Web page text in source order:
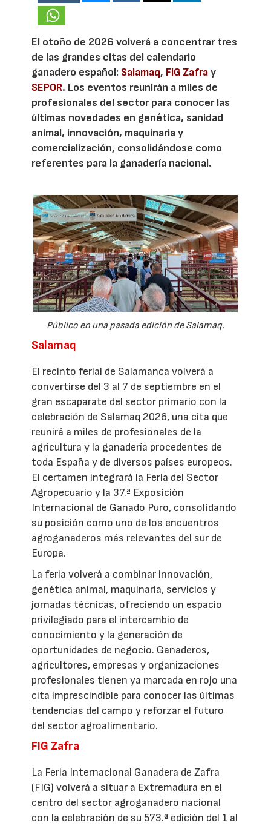
El otoño de 2026 volverá a concentrar tres
de las grandes citas del calendario
ganadero español: Salamaq, FIG Zafray
SEPOR. Los eventos reunirán a miles de
profesionales del sector para conocer las
últimas novedades en genética, sanidad
animal, innovación, maquinaria y
comercialización, consolidándose como
referentes para la ganadería nacional.
Público en una pasada edición de Salamaq.
Salamaq
El recinto ferial de Salamanca volverá a
convertirse del 3 al 7 de septiembre en el
gran escaparate del sector primario con la
celebración de Salamaq 2026, una cita que
reunirá a miles de profesionales de la
agricultura y la ganadería procedentes de
toda España y de diversos países europeos.
El certamen integrará la Feria del Sector
Agropecuario y la 37.ª Exposición
Internacional de Ganado Puro, consolidando
su posición como uno de los encuentros
agroganaderos más relevantes del sur de
Europa.
La feria volverá a combinar innovación,
genética animal, maquinaria, servicios y
jornadas técnicas, ofreciendo un espacio
privilegiado para el intercambio de
conocimiento y la generación de
oportunidades de negocio. Ganaderos,
agricultores, empresas y organizaciones
profesionales tienen ya marcada en rojo una
cita imprescindible para conocer las últimas
tendencias del campo y reforzar el futuro
del sector agroalimentario.
FIG Zafra
La Feria Internacional Ganadera de Zafra
(FIG) volverá a situar a Extremadura en el
centro del sector agroganadero nacional
con la celebración de su 573.ª edición del 1 al